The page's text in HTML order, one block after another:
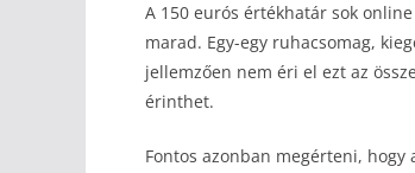
A 150 eurós értékhatár sok
marad. Egy-egy ruhacsomag,
jellemzően nem éri el ezt az
érinthet.
Fontos azonban megérteni,